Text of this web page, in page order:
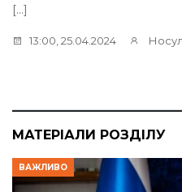
12:25, 26.08.2024
МАТЕРІАЛИ РОЗДІЛУ
ВАЖЛИВО